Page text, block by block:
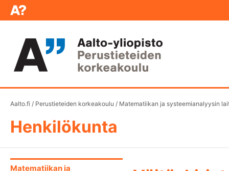
Aalto.fi / Perustieteiden korkeakoulu / Matematiikan ja systeemianalyysin
Henkilökunta
Matematiikan ja